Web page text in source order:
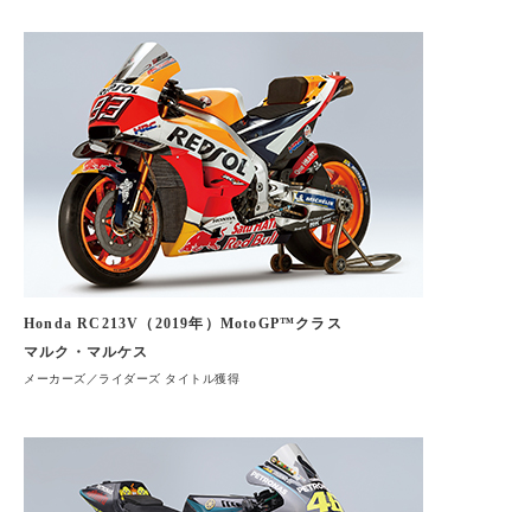
Honda RC213V（2019年）MotoGP™クラス
マルク・マルケス
メーカーズ／ライダーズ タイトル獲得